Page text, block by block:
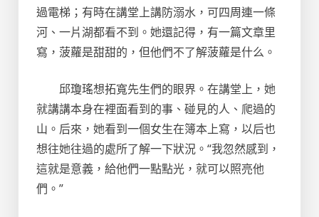
過電梯；有時在講堂上講防溺水，可四周連一條
河、一片湖都看不到。她還記得，有一篇文章里
寫，菠蘿是甜甜的，但他們不了解菠蘿是什么。
邱瓊瑤想拓寬先生們的眼界。在講堂上，她
就講講本身在裡面看到的事、碰見的人、爬過的
山。后來，她看到一個女生在簿本上寫，以后也
想往她往過的處所了解一下狀況。“我忽然感到，
這就是意義，給他們一點點光，就可以照亮他
們。”